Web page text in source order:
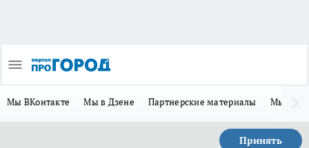
Мы ВКонтакте Мы в Дзене Партнерские материалы Мы в
Принять